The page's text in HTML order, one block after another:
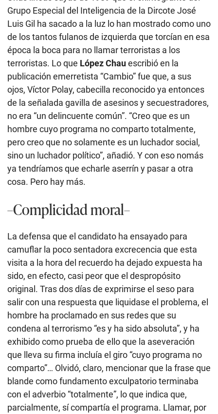
Grupo Especial del Inteligencia de la Dircote José
Luis Gil ha sacado a la luz lo han mostrado como uno
de los tantos fulanos de izquierda que torcían en esa
época la boca para no llamar terroristas a los
terroristas. Lo que López Chauescribió en la
publicación emerretista “Cambio” fue que, a sus
ojos, Víctor Polay, cabecilla reconocido ya entonces
de la señalada gavilla de asesinos y secuestradores,
no era “un delincuente común”. “Creo que es un
hombre cuyo programa no comparto totalmente,
pero creo que no solamente es un luchador social,
sino un luchador político”, añadió. Y con eso nomás
ya tendríamos que echarle aserrín y pasar a otra
cosa. Pero hay más.
–Complicidad moral–
La defensa que el candidato ha ensayado para
camuflar la poco sentadora excrecencia que esta
visita a la hora del recuerdo ha dejado expuesta ha
sido, en efecto, casi peor que el despropósito
original. Tras dos días de exprimirse el seso para
salir con una respuesta que liquidase el problema, el
hombre ha proclamado en sus redes que su
condena al terrorismo “es y ha sido absoluta”, y ha
exhibido como prueba de ello que la aseveración
que lleva su firma incluía el giro “cuyo programa no
comparto”… Olvidó, claro, mencionar que la frase que
blande como fundamento exculpatorio terminaba
con el adverbio “totalmente”, lo que indica que,
parcialmente, sí compartía el programa. Llamar, por